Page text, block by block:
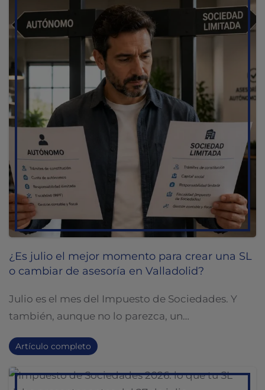
¿Es julio el mejor momento para crear una SL
o cambiar de asesoría en Valladolid?
Julio es el mes del Impuesto de Sociedades. Y
también, aunque no lo parezca, un…
Artículo completo